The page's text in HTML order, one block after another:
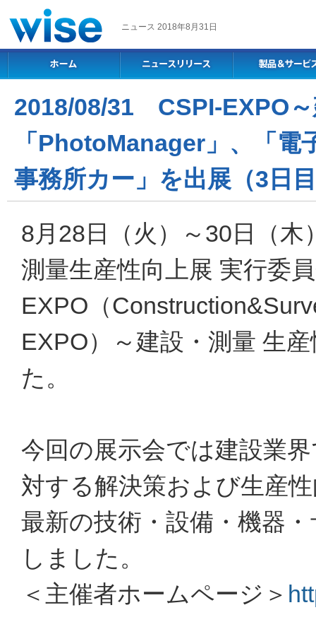
ニュース 2018年8月31日
2018/08/31 CSPI-EXPO
「PhotoManager」、「
事務所カー」を出展（3日
8月28日（火）～30日（
測量生産性向上展 実行委
EXPO（
EXPO）～建設・測量 生
た。
今回の展示会では建設業
対する解決策および生産
最新の技術・設備・機器
しました。
＜主催者ホームページ＞